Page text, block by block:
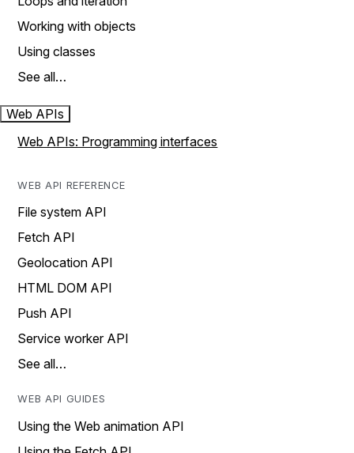
Working with objects
Using classes
See all…
Web APIs
Web APIs: Programming interfaces
WEB API REFERENCE
File system API
Fetch API
Geolocation API
HTML DOM API
Push API
Service worker API
See all…
WEB API GUIDES
Using the Web animation API